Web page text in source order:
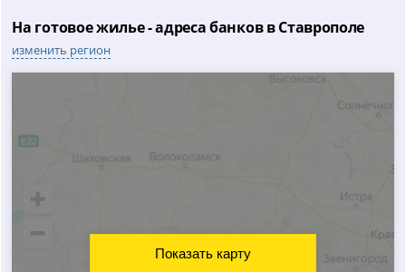
На готовое жилье - адреса банков в Ставрополе
изменить регион
Показать карту